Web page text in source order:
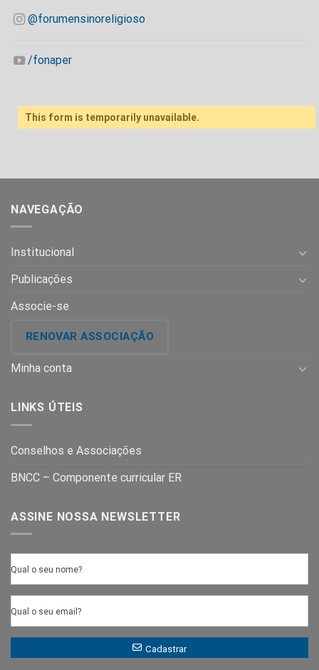
@forumensinoreligioso
/fonaper
This form is temporarily unavailable.
NAVEGAÇÃO
Institucional
Publicações
Associe-se
RENOVAR ASSOCIAÇÃO
Minha conta
LINKS ÚTEIS
Conselhos e Associações
BNCC – Componente curricular ER
ASSINE NOSSA NEWSLETTER
Qual o seu nome?
Qual o seu email?
Cadastrar